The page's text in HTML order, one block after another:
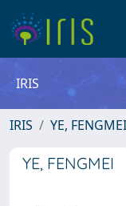
IRIS
IRIS YE, FENGMEI
YE, FENGMEI